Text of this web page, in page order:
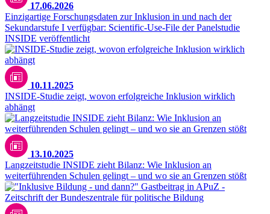
17.06.2026
Einzigartige Forschungsdaten zur Inklusion in und nach der
Sekundarstufe I verfügbar: Scientific-Use-File der Panelstudie
INSIDE veröffentlicht
10.11.2025
INSIDE-Studie zeigt, wovon erfolgreiche Inklusion wirklich
abhängt
13.10.2025
Langzeitstudie INSIDE zieht Bilanz: Wie Inklusion an
weiterführenden Schulen gelingt – und wo sie an Grenzen stößt